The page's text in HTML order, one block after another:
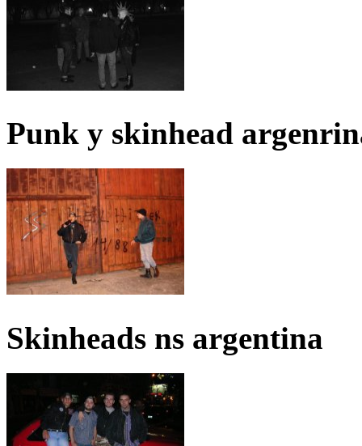
Punk y skinhead
Skinheads ns argentina